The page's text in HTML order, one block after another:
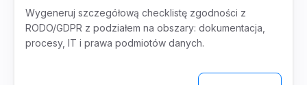
Wygeneruj szczegółową checklistę zgodności z
RODO/GDPR z podziałem na obszary: dokumentacja,
procesy, IT i prawa podmiotów danych.